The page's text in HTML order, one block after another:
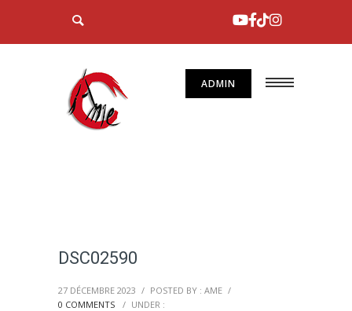
ADMIN
DSC02590
27 DÉCEMBRE 2023 / POSTED BY : AME /
0 COMMENTS
/ UNDER :